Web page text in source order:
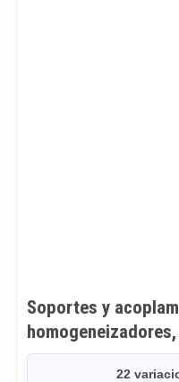
Soportes y
homogeneizadores,
22